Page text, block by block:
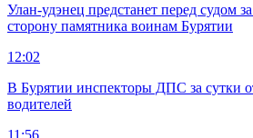
Улан-удэнец предстанет перед судом
сторону памятника воинам Бурятии
12:02
В Бурятии инспекторы ДПС за сутки
водителей
11:56